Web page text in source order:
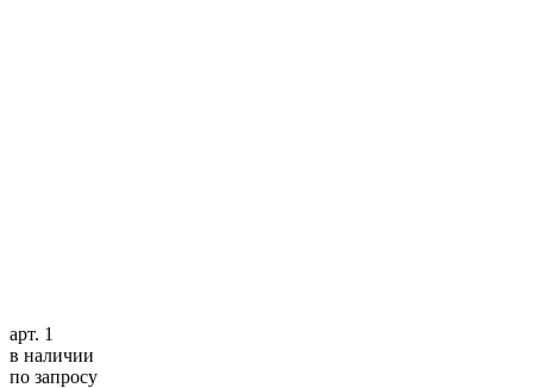
арт. 1
в наличии
по запросу